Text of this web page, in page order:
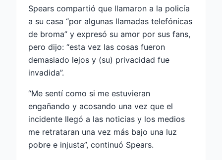
Spears compartió que llamaron a la policía
a su casa “por algunas llamadas telefónicas
de broma” y expresó su amor por sus fans,
pero dijo: “esta vez las cosas fueron
demasiado lejos y (su) privacidad fue
invadida”.
“Me sentí como si me estuvieran
engañando y acosando una vez que el
incidente llegó a las noticias y los medios
me retrataran una vez más bajo una luz
pobre e injusta”, continuó Spears.